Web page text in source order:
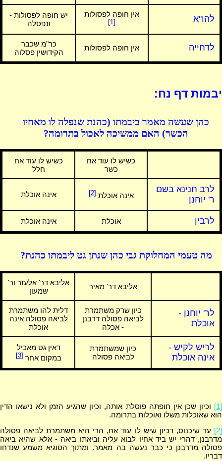
להו"א אין חופה לפסולות
[1]
יש חופה לפסולות -
ונפסלה
לדחייה אין חופה לפסולות
כר"מ שכבר
הקידושין פסלוה
יבמות דף נח:
כהן שעשה מאמר ביבמתו (כהנת שנפלה לו מאחיו
הכשר) האם ממשיכה לאכול בתרומה?
כשיש לו עוד אח
כשר
כשיש לו עוד אח
חלל
לרב חנינא בשם
ר' יוחנן
אינה אוכלת[2] אינה אוכלת
לרבין אוכלת אינה אוכלת
מה טעמי המחלוקת גבי כהן שנתן גט ליבמתו כהנת?
אליבא דר' מאיר
אליבא דר' אלעזר ור'
שמעון
לר' יוחנן -
אוכלת
כיון שרק משתמרת
לביאה פסולה דרבנן
- אכלה
דלית להו משתמרת
לביאה פסולה אינה
אוכלת
לריש לקיש -
אינה אוכלת
כיון שמשתמרת
לביאה פסולה
דאין גט מאכיל
במקום אחר[3]
[1]
וכיון שכן אין חופתה פוסלת אותה, וכיון שהגיע הזמן ולא נישאו הדין
הוא שאוכלות משלו ואוכלות בתרומה.
[2]
עד שיכנוס, דכיון שיש לו עוד אח, הרי היא משתמרת לביאה פסולה
מדרבנן, דהרי יש ביד אחיו לבוא עליה וביאתו ביאה - אלא שהיא ביאה
פסולה מדרבנן כי כבר נעשה בה מאמר. ומתוך הסוגיא משמע שנדחו
דבריו.